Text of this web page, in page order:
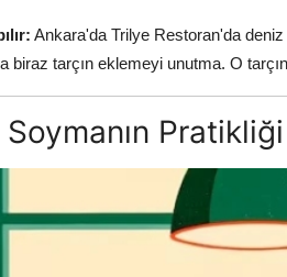
Ankara'da Trilye Restoran'da
biraz tarçın eklemeyi unutma. O